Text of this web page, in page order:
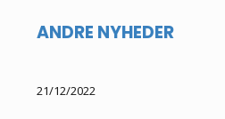
ANDRE NYHEDER
21/12/2022